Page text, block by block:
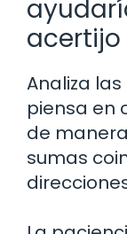
Analiza
piensa en
de
sumas